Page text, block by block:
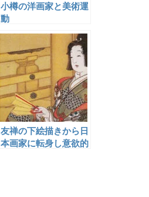
小樽の洋画家と美術運
動
友禅の下絵描きから日
本画家に転身し意欲的